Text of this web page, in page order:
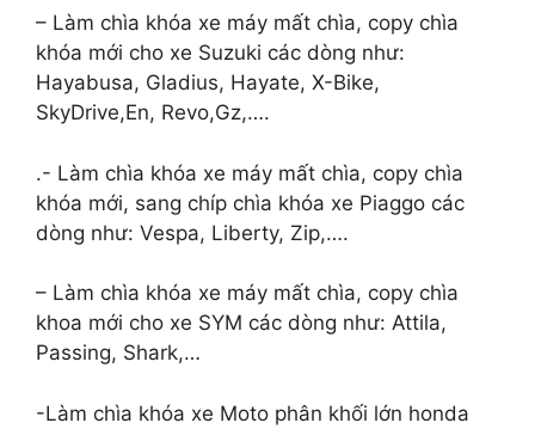
– Làm chìa khóa xe máy mất chìa, copy chìa
khóa mới cho xe Suzuki các dòng như:
Hayabusa, Gladius, Hayate, X-Bike,
SkyDrive,En, Revo,Gz,….
.- Làm chìa khóa xe máy mất chìa, copy chìa
khóa mới, sang chíp chìa khóa xe Piaggo các
dòng như: Vespa, Liberty, Zip,….
– Làm chìa khóa xe máy mất chìa, copy chìa
khoa mới cho xe SYM các dòng như: Attila,
Passing, Shark,…
-Làm chìa khóa xe Moto phân khối lớn honda